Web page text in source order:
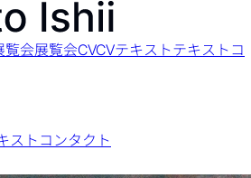
覧会展覧会CVCVテキストテキスト コ
スト コンタクト